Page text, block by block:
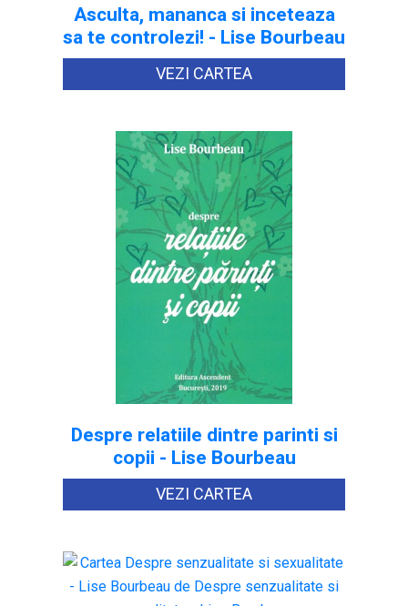
Asculta, mananca si inceteaza
sa te controlezi! - Lise Bourbeau
VEZI CARTEA
Despre relatiile dintre parinti si
copii - Lise Bourbeau
VEZI CARTEA